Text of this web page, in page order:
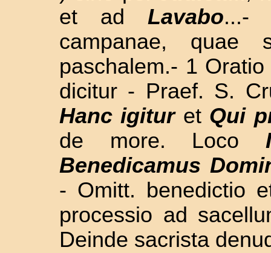
et ad Lavabo
campanae, quae
paschalem.- 1
dicitur - Praef. S.
Hanc igitur etQui
de more. Loco
Benedicamus
- Omitt. benedictio
processio ad
Deinde sacrista